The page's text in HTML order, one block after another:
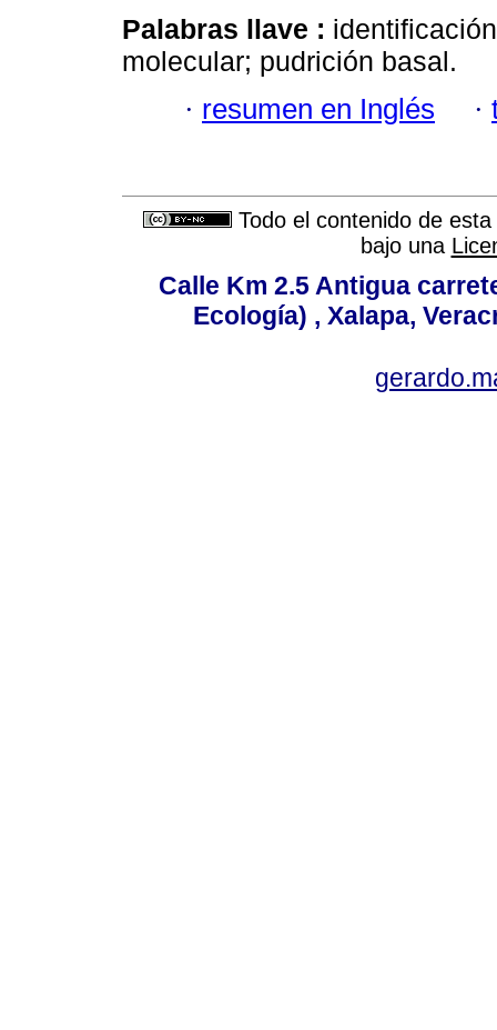
Palabras llave :
molecular; pudrición basal.
· resumen en Inglés ·
Todo el contenido de
bajo una
Calle Km 2.5 Antigua
Ecología) , Xalapa,